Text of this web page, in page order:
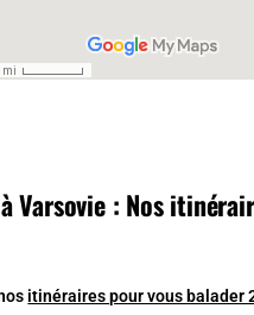
Varsovie : Nos
itinéraires pour vous balader